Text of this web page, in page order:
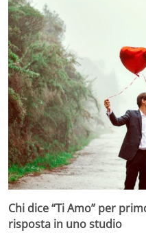
Chi dice “Ti Amo” per
risposta in uno studio